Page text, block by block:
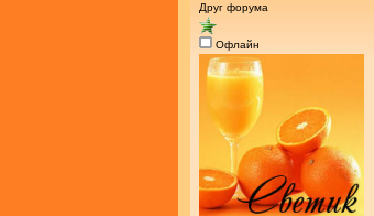
Друг форума
Офлайн